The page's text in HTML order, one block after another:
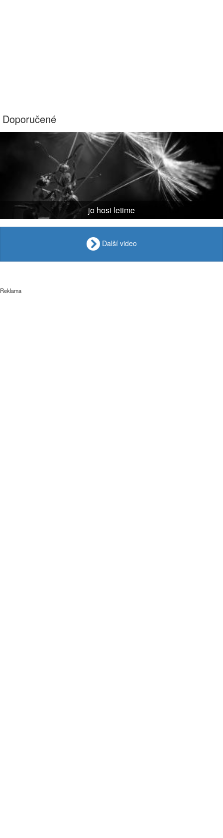
Doporučené
jo hosi letime
Další video
Reklama